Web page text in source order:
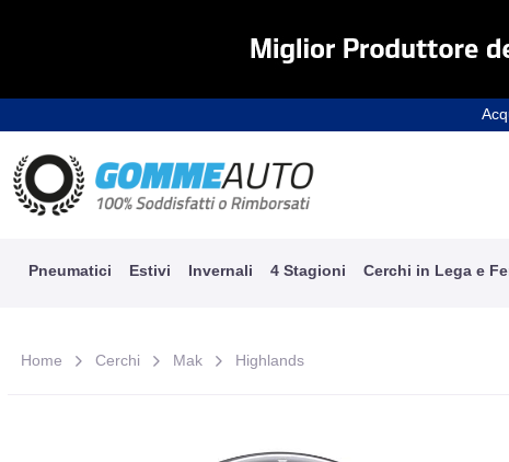
Pneumatici Estivi Invernali 4 Stagioni Cerchi in Lega e
Home Cerchi Mak Highlands